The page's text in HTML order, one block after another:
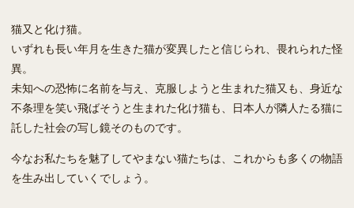
猫又と化け猫。
いずれも長い年月を生きた猫が変異したと信じられ、畏れられた怪
異。
未知への恐怖に名前を与え、克服しようと生まれた猫又も、身近な
不条理を笑い飛ばそうと生まれた化け猫も、日本人が隣人たる猫に
託した社会の写し鏡そのものです。
今なお私たちを魅了してやまない猫たちは、これからも多くの物語
を生み出していくでしょう。